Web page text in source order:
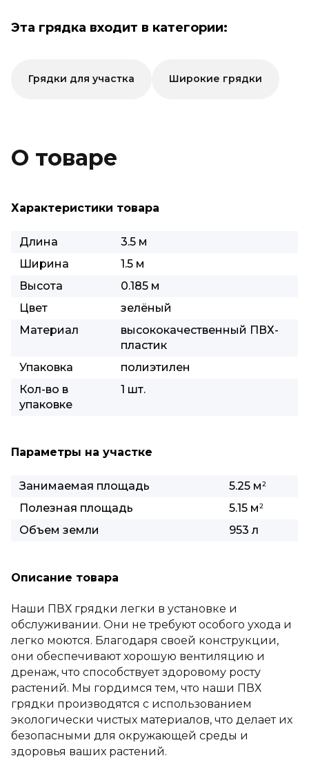
Эта грядка входит в категории:
Грядки для участка Широкие грядки
О товаре
Характеристики товара
Длина
3.5 м
Ширина
1.5 м
Высота
0.185 м
Цвет
зелёный
Материал
высококачественный ПВХ-
пластик
Упаковка
полиэтилен
Кол-во в
упаковке
1 шт.
Параметры на участке
Занимаемая площадь 5.25 м2
Полезная площадь 5.15 м2
Объем земли 953 л
Описание товара
Наши ПВХ грядки легки в установке и
обслуживании. Они не требуют особого ухода и
легко моются. Благодаря своей конструкции,
они обеспечивают хорошую вентиляцию и
дренаж, что способствует здоровому росту
растений. Мы гордимся тем, что наши ПВХ
грядки производятся с использованием
экологически чистых материалов, что делает их
безопасными для окружающей среды и
здоровья ваших растений.